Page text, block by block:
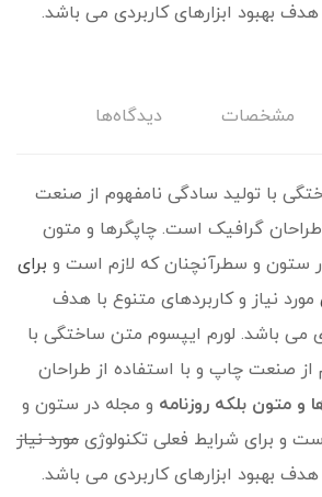
هدف بهبود ابزارهای کاربردی می باشد.
مشخصات دیدگاه‌ها
با تولید سادگی نامفهوم از صنعت
گرافیک است. چاپگرها و متون
در ستون و سطرآنچنان که لازم است و برای
مورد نیاز و کاربردهای متنوع با هدف
می باشد. لورم ایپسوم متن ساختگی با
از صنعت چاپ و با استفاده از طراحان
و متون بلکه روزنامه و مجله در ستون و
و برای شرایط فعلی تکنولوژی مورد نیاز
هدف بهبود ابزارهای کاربردی می باشد.